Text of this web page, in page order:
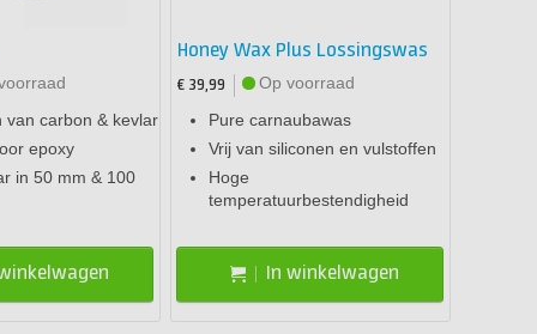
van carbon & kevlar
epoxy
in 50 mm & 100
Honey Wax Plus Lossingswas
€ 39,99
Op voorraad
Pure carnaubawas
Vrij van siliconen en vulstoffen
Hoge
temperatuurbestendigheid
In winkelwagen